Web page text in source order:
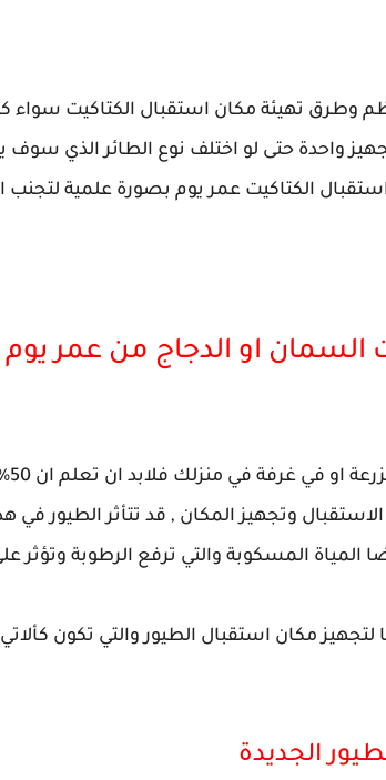
وطرق تهيئة مكان استقبال الكتاكيت سواء
واحدة حتى لو اختلف نوع الطائر الذي سوف
الكتاكيت عمر يوم بصورة علمية
السمان او الدجاج من عمر يوم
وتجهيز المكان , قد تتأثر الطيور في
المياة المسكوبة والتي ترفع الرطوبة وتؤثر
مكان استقبال الطيور والتي تكون
الجديدة